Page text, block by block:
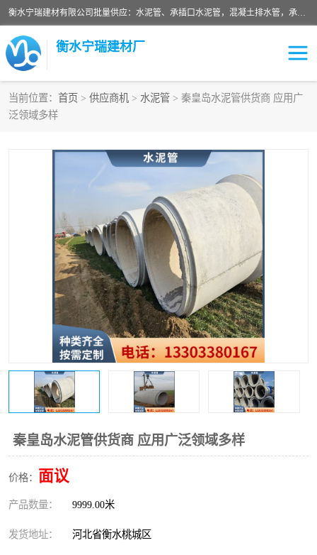
衡水宁瑞建材有限公司批量供应：水泥管、承插口水泥管，混凝土排水管，承插口水泥管，企口水泥管，钢承口水泥管，顶管，平口水泥管，水泥检查井，混凝土检查井，预制混凝土检查井，矩形检查井，圆形检查井等产品。
衡水宁瑞建材厂
当前位置： 首页 > 供应商机 > 水泥管 > 秦皇岛水泥管供货商 应用广
泛领域多样
秦皇岛水泥管供货商 应用广泛领域多样
价格： 面议
产品数量： 9999.00米
发货地址： 河北省衡水桃城区
检查井
水泥管
矩形检查井
混凝土检查井 预制混凝土检查井
企口水泥管 钢承口水泥管
波纹管